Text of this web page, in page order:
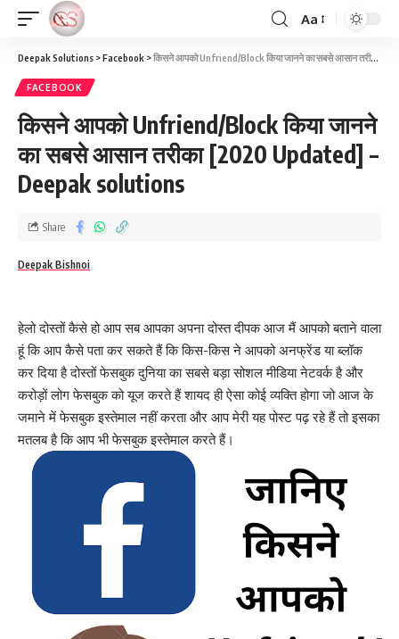
Aa
Deepak Solutions >Facebook >किसने आपको Unfriend/Block किया जानने का सबसे आसान तरीका [2020 Updated] – Deepak solutions
FACEBOOK
किसने आपको Unfriend/Block किया जानने
का सबसे आसान तरीका [2020 Updated] –
Deepak solutions
Deepak Bishnoi
Share
हेलो दोस्तों कैसे हो आप सब आपका अपना दोस्त दीपक आज मैं आपको बताने वाला
हूं कि आप कैसे पता कर सकते हैं कि किस-किस ने आपको अनफ्रेंड या ब्लॉक
कर दिया है दोस्तों फेसबुक दुनिया का सबसे बड़ा सोशल मीडिया नेटवर्क है और
करोड़ों लोग फेसबुक को यूज करते हैं शायद ही ऐसा कोई व्यक्ति होगा जो आज के
जमाने में फेसबुक इस्तेमाल नहीं करता और आप मेरी यह पोस्ट पढ़ रहे हैं तो इसका
मतलब है कि आप भी फेसबुक इस्तेमाल करते हैं।